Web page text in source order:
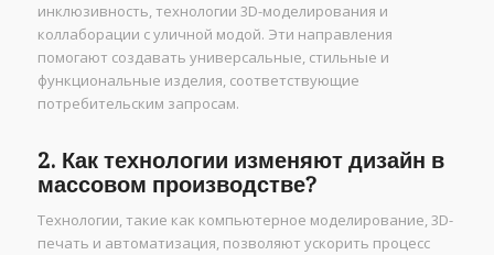
инклюзивность, технологии 3D-моделирования и
коллаборации с уличной модой. Эти направления
помогают создавать универсальные, стильные и
функциональные изделия, соответствующие
потребительским запросам.
2. Как технологии изменяют дизайн в
массовом производстве?
Технологии, такие как компьютерное моделирование, 3D-
печать и автоматизация, позволяют ускорить процесс